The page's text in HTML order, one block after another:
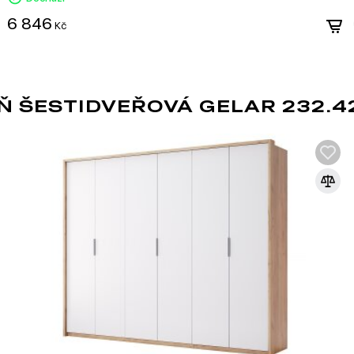
Snadné zpracování: DTD lze snadno řezat a
vytvářet jak standardní, tak jedinečné
6 846 Kč
ŠESTIDVEŘOVÁ GELAR